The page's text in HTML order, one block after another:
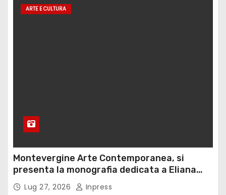
ARTE E CULTURA
Montevergine Arte Contemporanea, si
presenta la monografia dedicata a Eliana
Adorno
Lug 27, 2026 Inpress